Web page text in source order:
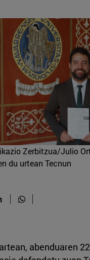
Zerbitzua/Julio
du urtean Tecnun
abenduaren